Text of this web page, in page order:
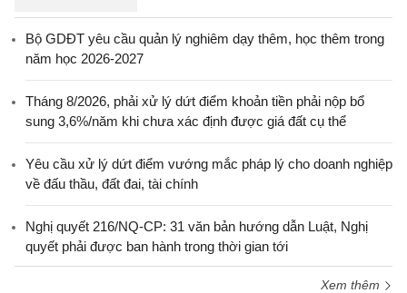
Bộ GDĐT yêu cầu quản lý nghiêm dạy thêm, học thêm trong
năm học 2026-2027
Tháng 8/2026, phải xử lý dứt điểm khoản tiền phải nộp bổ
sung 3,6%/năm khi chưa xác định được giá đất cụ thể
Yêu cầu xử lý dứt điểm vướng mắc pháp lý cho doanh nghiệp
về đấu thầu, đất đai, tài chính
Nghị quyết 216/NQ-CP: 31 văn bản hướng dẫn Luật, Nghị
quyết phải được ban hành trong thời gian tới
Xem thêm